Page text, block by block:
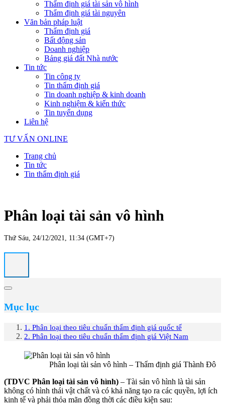
Thẩm định giá tài sản vô hình
Thẩm định giá tài nguyên
Văn bản pháp luật
Thẩm định giá
Bất động sản
Doanh nghiệp
Bảng giá đất Nhà nước
Tin tức
Tin công ty
Tin thẩm định giá
Tin doanh nghiệp & kinh doanh
Kinh nghiệm & kiến thức
Tin tuyển dụng
Liên hệ
TƯ VẤN ONLINE
Trang chủ
Tin tức
Tin thẩm định giá
Phân loại tài sản vô hình
Thứ Sáu, 24/12/2021, 11:34 (GMT+7)
Mục lục
1. Phân loại theo tiêu chuẩn thẩm định giá quốc tế
2. Phân loại theo tiêu chuẩn thẩm định giá Việt Nam
Phân loại tài sản vô hình – Thẩm định giá Thành Đô
(TDVC Phân loại tài sản vô hình) – Tài sản vô hình là tài sản
không có hình thái vật chất và có khả năng tạo ra các quyền, lợi ích
kinh tế và phải thỏa mãn đồng thời các điều kiện sau: